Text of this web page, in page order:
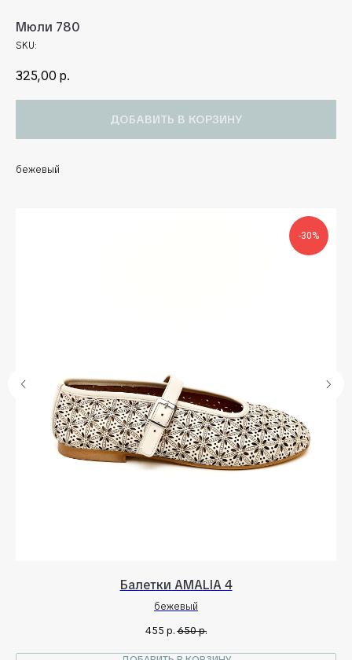
Мюли 780
SKU:
325,00 р.
ДОБАВИТЬ В КОРЗИНУ
бежевый
-30%
Балетки AMALIA 4
бежевый
455 р. 650р.